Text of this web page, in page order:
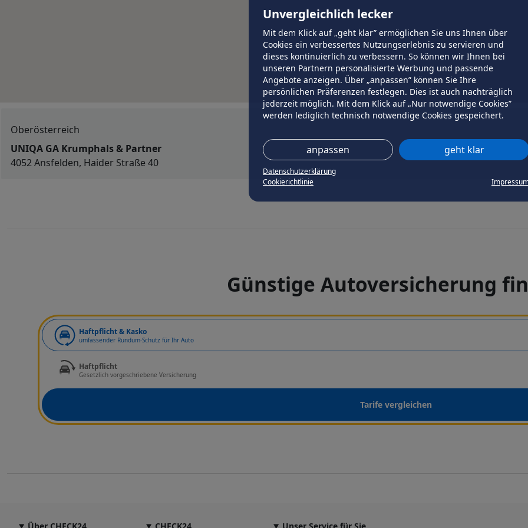
Unvergleichlich lecker
Mit dem Klick auf „geht klar” ermöglichen Sie uns Ihnen über
Cookies ein verbessertes Nutzungserlebnis zu servieren und
dieses kontinuierlich zu verbessern. So können wir Ihnen bei
unseren Partnern personalisierte Werbung und passende
Angebote anzeigen. Über „anpassen” können Sie Ihre
persönlichen Präferenzen festlegen. Dies ist auch nachträglich
jederzeit möglich. Mit dem Klick auf „Nur notwendige Cookies”
werden lediglich technisch notwendige Cookies gespeichert.
anpassen geht klar
Datenschutzerklärung
Cookierichtlinie
Oberösterreich
UNIQA GA Krumphals & Partner
4052 Ansfelden, Haider Straße 40
Günstige Autoversicherung
Haftpflicht & Kasko
umfassender Rundum-Schutz für Ihr Auto
Haftpflicht
Gesetzlich vorgeschriebene Versicherung
Tarife vergleichen